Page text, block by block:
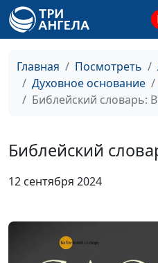
Главная Посмотреть
Духовное основание
Библейский словарь:
Библейский
12 сентября 2024